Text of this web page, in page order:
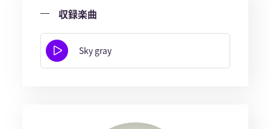
収録楽曲
Sky gray